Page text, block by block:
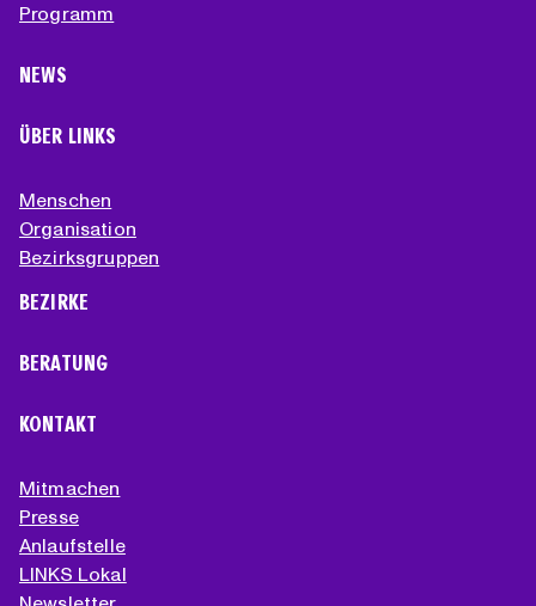
Programm
NEWS
ÜBER LINKS
Menschen
Organisation
Bezirksgruppen
BEZIRKE
BERATUNG
KONTAKT
Mitmachen
Presse
Anlaufstelle
LINKS Lokal